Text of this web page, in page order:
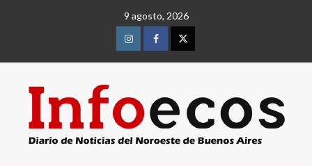
9 agosto, 2026
InstagramFacebookTwitter